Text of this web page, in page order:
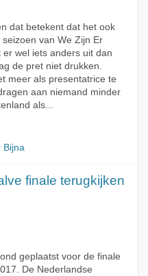
dat betekent dat het ook
van We Zijn Er
wel iets anders uit dan
de pret niet drukken.
meer als presentatrice te
aan niemand minder
als...
Bijna
finale terugkijken
geplaatst voor de finale
De Nederlandse